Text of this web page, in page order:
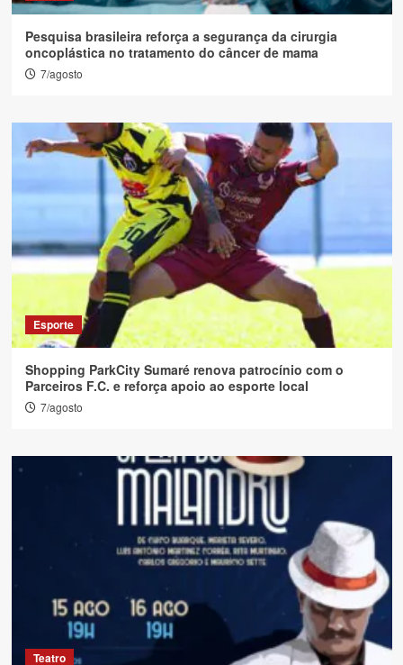
Pesquisa brasileira reforça a segurança da cirurgia
oncoplástica no tratamento do câncer de mama
7/agosto
Esporte
Shopping ParkCity Sumaré renova patrocínio com o
Parceiros F.C. e reforça apoio ao esporte local
7/agosto
Teatro